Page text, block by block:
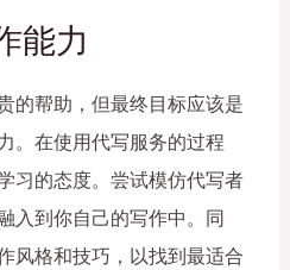
能力
的帮助，但最终目标应该是
。在使用代写服务的过程
习的态度。尝试模仿代写者
入到你自己的写作中。同
风格和技巧，以找到最适合